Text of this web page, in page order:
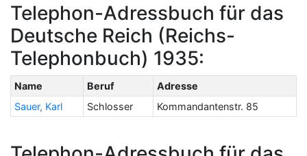
Telephon-Adressbuch für das
Deutsche Reich (Reichs-
Telephonbuch) 1935:
Name Beruf
Adresse
Sauer, Karl
Schlosser Kommandantenstr. 85